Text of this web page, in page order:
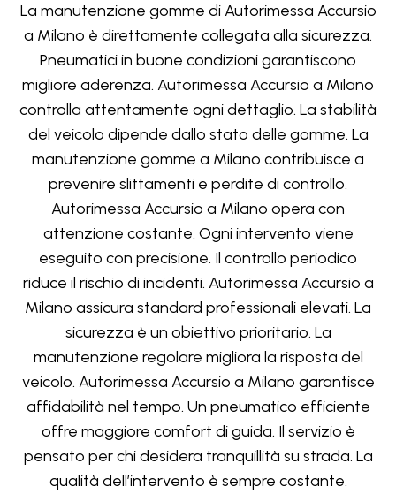
La manutenzione gomme di Autorimessa Accursio
a Milano è direttamente collegata alla sicurezza.
Pneumatici in buone condizioni garantiscono
migliore aderenza. Autorimessa Accursio a Milano
controlla attentamente ogni dettaglio. La stabilità
del veicolo dipende dallo stato delle gomme. La
manutenzione gomme a Milano contribuisce a
prevenire slittamenti e perdite di controllo.
Autorimessa Accursio a Milano opera con
attenzione costante. Ogni intervento viene
eseguito con precisione. Il controllo periodico
riduce il rischio di incidenti. Autorimessa Accursio a
Milano assicura standard professionali elevati. La
sicurezza è un obiettivo prioritario. La
manutenzione regolare migliora la risposta del
veicolo. Autorimessa Accursio a Milano garantisce
affidabilità nel tempo. Un pneumatico efficiente
offre maggiore comfort di guida. Il servizio è
pensato per chi desidera tranquillità su strada. La
qualità dell’intervento è sempre costante.